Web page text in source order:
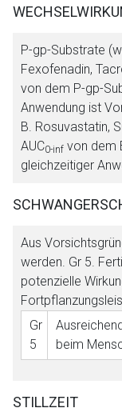
P-gp-Substrate
Fexofenadin,
von dem P-gp-
Anwendung ist
B. Rosuvastatin,
AUC0-inf von dem
gleichzeitiger
Aus
werden. Gr 5 .
potenzielle
Gr
5
beim
STILLZEIT